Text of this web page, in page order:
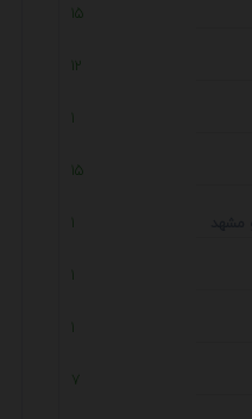
15
12
1
15
1
1
1
7